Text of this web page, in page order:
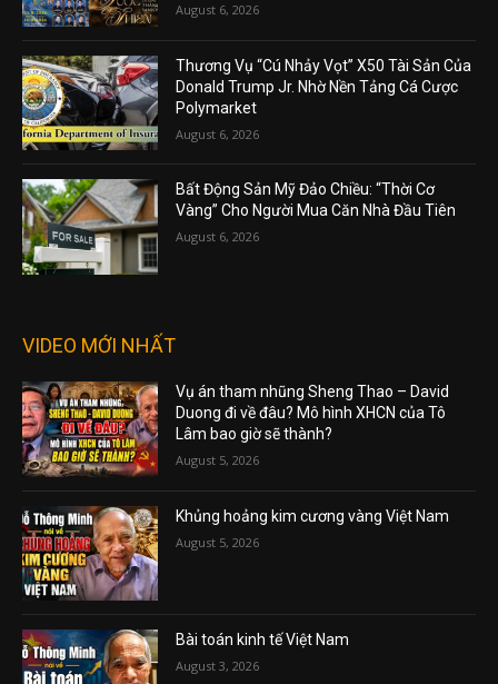
August 6, 2026
Thương Vụ “Cú Nhảy Vọt” X50 Tài Sản Của
Donald Trump Jr. Nhờ Nền Tảng Cá Cược
Polymarket
August 6, 2026
Bất Động Sản Mỹ Đảo Chiều: “Thời Cơ
Vàng” Cho Người Mua Căn Nhà Đầu Tiên
August 6, 2026
VIDEO MỚI NHẤT
Vụ án tham nhũng Sheng Thao – David
Duong đi về đâu? Mô hình XHCN của Tô
Lâm bao giờ sẽ thành?
August 5, 2026
Khủng hoảng kim cương vàng Việt Nam
August 5, 2026
Bài toán kinh tế Việt Nam
August 3, 2026